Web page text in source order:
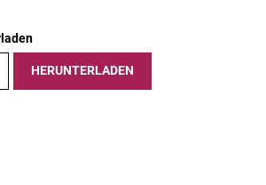
HERUNTERLADEN